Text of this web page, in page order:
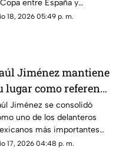
la Copa Mundial de
2026™ este
entre España y
Conoce dónde ver
18, 2026 05:49 p. m.
Jiménez mantiene
lugar como referente
futbol mexicano
Jiménez se consolidó
uno de los delanteros
más importantes
destacar en Europa,
17, 2026 04:48 p. m.